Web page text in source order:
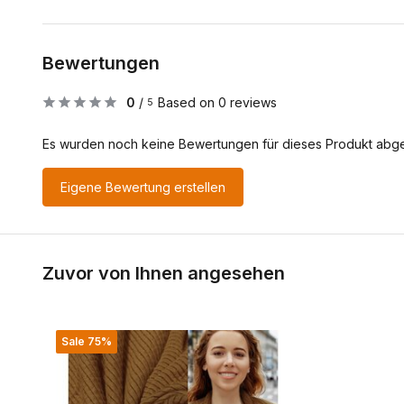
Bewertungen
0 / 5 Based on 0 reviews
Es wurden noch keine Bewertungen für dieses Produkt
Eigene Bewertung erstellen
Zuvor von Ihnen angesehen
Sale 75%